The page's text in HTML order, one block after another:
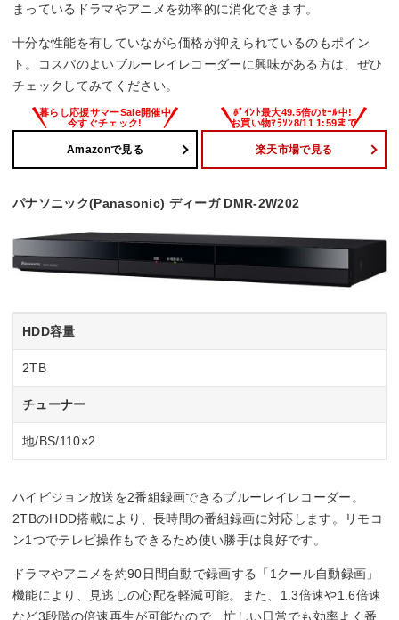
まっているドラマやアニメを効率的に消化できます。
十分な性能を有していながら価格が抑えられているのもポイン
ト。コスパのよいブルーレイレコーダーに興味がある方は、ぜひ
チェックしてみてください。
Amazonで見る 楽天市場で見る
パナソニック(Panasonic) ディーガ DMR-2W202
HDD容量
2TB
チューナー
地/BS/110×2
ハイビジョン放送を2番組録画できるブルーレイレコーダー。
2TBのHDD搭載により、長時間の番組録画に対応します。リモコ
ン1つでテレビ操作もできるため使い勝手は良好です。
ドラマやアニメを約90日間自動で録画する「1クール自動録画」
機能により、見逃しの心配を軽減可能。また、1.3倍速や1.6倍速
など3段階の倍速再生が可能なので、忙しい日常でも効率よく番